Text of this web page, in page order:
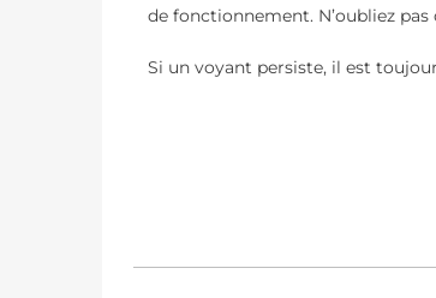
de fonctionnement. N’oubliez
Si un voyant persiste, il est